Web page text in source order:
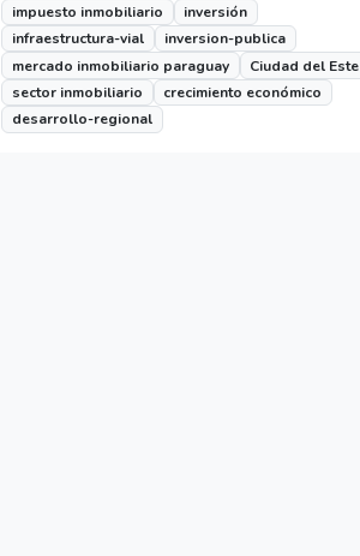
impuesto inmobiliario
inversión
infraestructura-vial
inversion-publica
mercado inmobiliario paraguay
Ciudad del Este
sector inmobiliario
crecimiento económico
desarrollo-regional